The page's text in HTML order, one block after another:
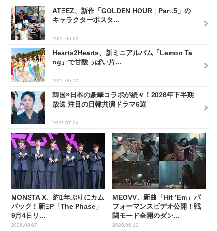
ATEEZ、新作「GOLDEN HOUR : Part.5」の
キャラクターポスタ...
2026.06.22
Hearts2Hearts、新ミニアルバム「Lemon Ta
ng」で甘酸っぱい片...
2026.06.12
韓国×日本の豪華コラボが続々！2026年下半期
放送 注目の日韓共演ドラマ6選
2026.07.24
MONSTA X、約1年ぶりにカム
バック！新EP「The Phase」
9月4日リ...
2026.08.07
MEOVV、新曲「Hit ’Em」パ
フォーマンスビデオ公開！戦
闘モード全開のダン...
2026.06.12